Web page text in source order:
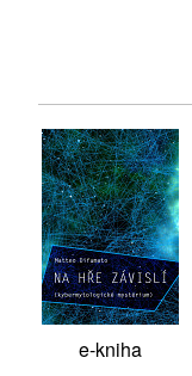
e-kniha